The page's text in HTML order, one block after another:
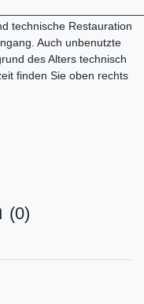
technische Restauration
Auch unbenutzte
des Alters technisch
finden Sie oben rechts
(0)